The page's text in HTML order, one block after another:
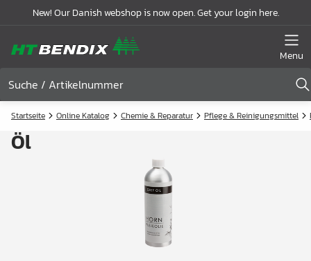
New! Our Danish webshop is now open. Get your login here.
Menu
Startseite Online Katalog Chemie & Reparatur Pflege & Reinigungsmittel
Öl